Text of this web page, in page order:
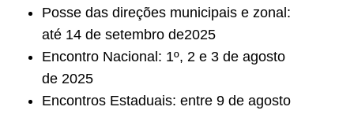
Posse das direções municipais e zonal:
até 14 de setembro de2025
Encontro Nacional: 1º, 2 e 3 de agosto
de 2025
Encontros Estaduais: entre 9 de agosto